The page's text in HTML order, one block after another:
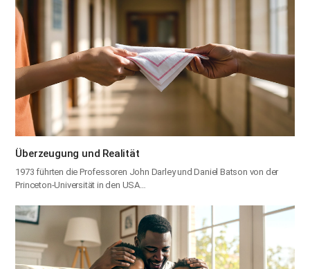
Überzeugung und Realität
1973 führten die Professoren John Darley und Daniel Batson von der
Princeton-Universität in den USA…